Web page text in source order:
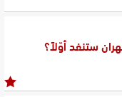
ستنفد أوّلاً؟